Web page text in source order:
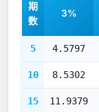
期
数
3%
5 4.5797
10 8.5302
15 11.9379